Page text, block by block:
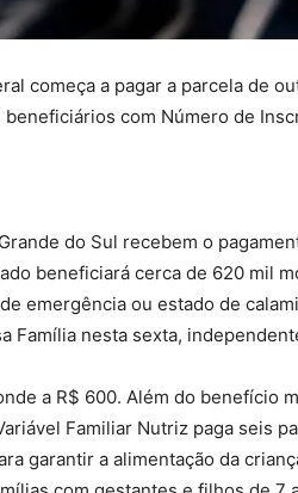
começa a pagar a parcela de
com Número de
do Sul recebem o
beneficiará cerca de 620 mil
emergência ou estado de
Família nesta sexta,
a R$ 600. Além do benefício
Familiar Nutriz paga seis
garantir a alimentação da